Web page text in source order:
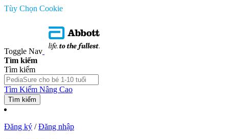
Tùy Chọn Cookie
Toggle Nav
Tìm kiếm
Tìm kiếm
Tìm Kiếm Nâng Cao
Tìm kiếm
Đăng ký /Đăng nhập